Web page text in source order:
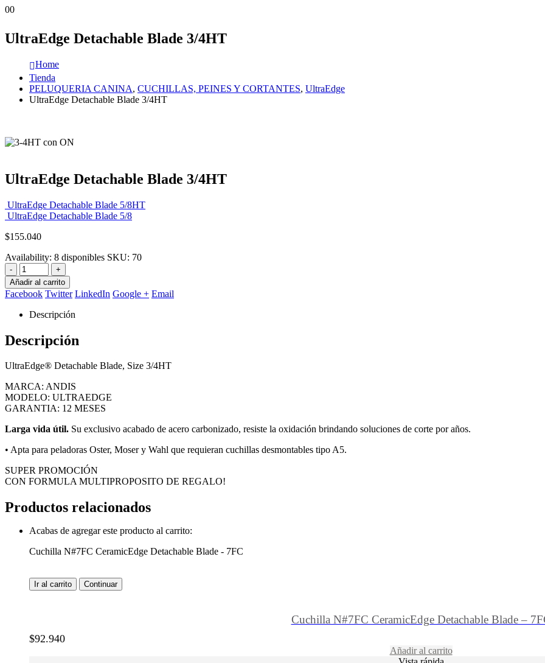
00
UltraEdge Detachable Blade 3/4HT
Home
Tienda
PELUQUERIA CANINA, CUCHILLAS, PEINES Y CORTANTES, UltraEdge
UltraEdge Detachable Blade 3/4HT
UltraEdge Detachable Blade 3/4HT
UltraEdge Detachable Blade 5/8HT
UltraEdge Detachable Blade 5/8
$155.040
Availability: 8 disponibles SKU: 70
-
+
Añadir al carrito
Facebook Twitter LinkedIn Google + Email
Descripción
Descripción
UltraEdge® Detachable Blade, Size 3/4HT
MARCA: ANDIS
MODELO: ULTRAEDGE
GARANTIA: 12 MESES
Larga vida útil. Su exclusivo acabado de acero carbonizado, resiste la oxidación brindando soluciones de corte por años.
• Apta para peladoras Oster, Moser y Wahl que requieran cuchillas desmontables tipo A5.
SUPER PROMOCIÓN
CON FORMULA MULTIPROPOSITO DE REGALO!
Productos relacionados
Acabas de agregar este producto al carrito:
Cuchilla N#7FC CeramicEdge Detachable Blade - 7FC
Ir al carrito Continuar
Cuchilla N#7FC CeramicEdge Detachable Blade –
$92.940
Añadir al carrito